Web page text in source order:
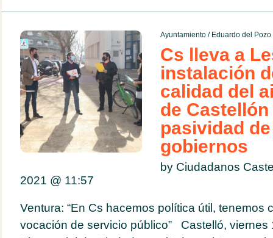
Ayuntamiento/ Eduardo del Pozo
Cs lleva a
instalación
calidad del
de Castellón
pasividad
gobiernos
by Ciudadanos
2021 @ 11:57
Ventura: “En Cs hacemos política útil, tenemos
vocación de servicio público” Castelló, viernes